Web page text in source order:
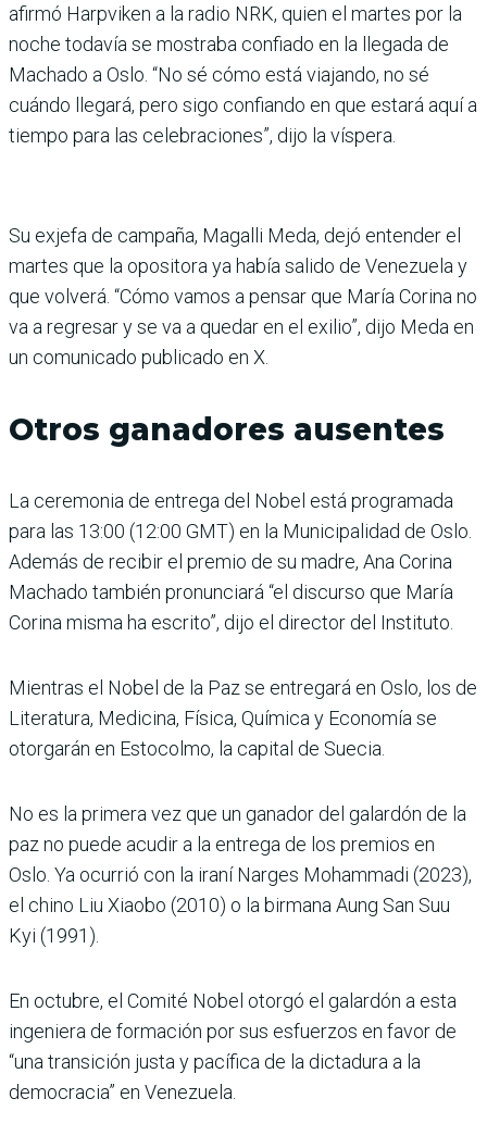
afirmó Harpviken a la radio NRK, quien el martes por la
noche todavía se mostraba confiado en la llegada de
Machado a Oslo. “No sé cómo está viajando, no sé
cuándo llegará, pero sigo confiando en que estará aquí a
tiempo para las celebraciones”, dijo la víspera.
Su exjefa de campaña, Magalli Meda, dejó entender el
martes que la opositora ya había salido de Venezuela y
que volverá. “Cómo vamos a pensar que María Corina no
va a regresar y se va a quedar en el exilio”, dijo Meda en
un comunicado publicado en X.
Otros ganadores ausentes
La ceremonia de entrega del Nobel está programada
para las 13:00 (12:00 GMT) en la Municipalidad de Oslo.
Además de recibir el premio de su madre, Ana Corina
Machado también pronunciará “el discurso que María
Corina misma ha escrito”, dijo el director del Instituto.
Mientras el Nobel de la Paz se entregará en Oslo, los de
Literatura, Medicina, Física, Química y Economía se
otorgarán en Estocolmo, la capital de Suecia.
No es la primera vez que un ganador del galardón de la
paz no puede acudir a la entrega de los premios en
Oslo. Ya ocurrió con la iraní Narges Mohammadi (2023),
el chino Liu Xiaobo (2010) o la birmana Aung San Suu
Kyi (1991).
En octubre, el Comité Nobel otorgó el galardón a esta
ingeniera de formación por sus esfuerzos en favor de
“una transición justa y pacífica de la dictadura a la
democracia” en Venezuela.